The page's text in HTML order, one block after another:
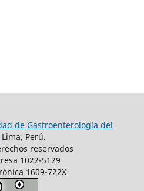
de Gastroenterología del
Lima, Perú.
reservados
1022-5129
1609-722X